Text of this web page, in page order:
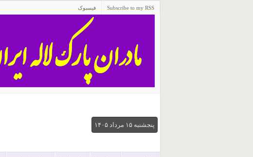
Subscribe to my RSS فیسبوک
پنجشنبه ۱۵ مرداد ۱۴۰۵